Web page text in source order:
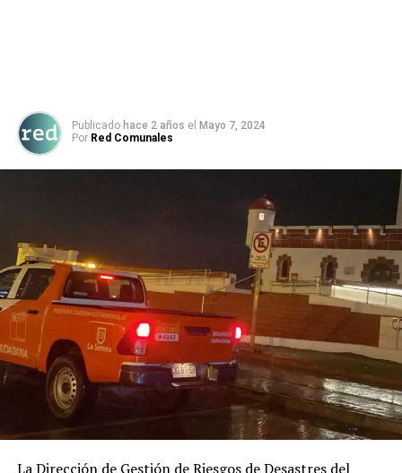
Publicado hace 2 años el Mayo 7, 2024
Por Red Comunales
La Dirección de Gestión de Riesgos de Desastres del